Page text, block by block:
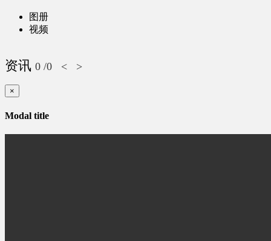
图册
视频
资讯 0 /0 < >
×
Modal title